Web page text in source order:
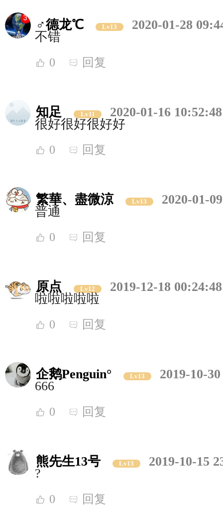
♂德龙℃ Lv13
2020-01-28
不错
0 回复
知足 Lv11
2020-01-16 10:52:48
很好很好很好好
0 回复
繁華、盡微涼 Lv13
2020-01-
普通
0 回复
原点 Lv12
2019-12-18 00:24:48
啦啦啦啦啦
0 回复
企鹅Penguin° Lv13
2019-10-
666
0 回复
熊先生13号 Lv13
2019-10-15
?
0 回复